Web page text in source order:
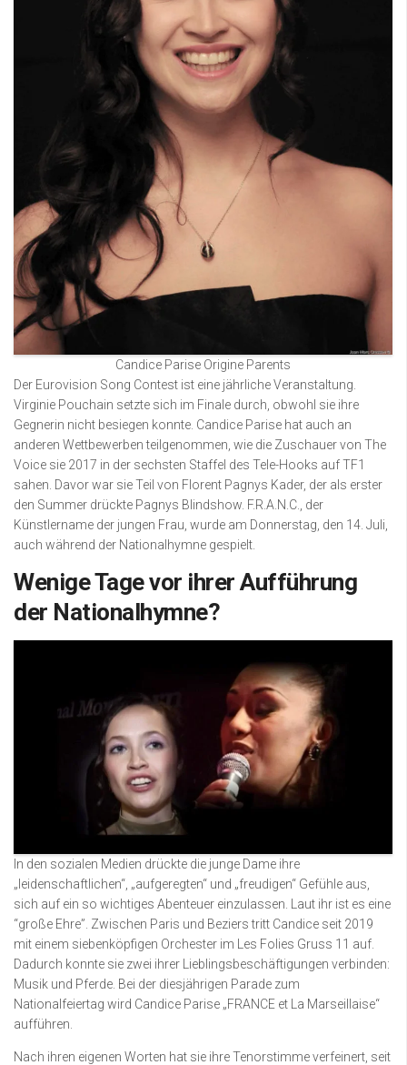
Candice Parise Origine Parents
Der Eurovision Song Contest ist eine jährliche Veranstaltung.
Virginie Pouchain setzte sich im Finale durch, obwohl sie ihre
Gegnerin nicht besiegen konnte. Candice Parise hat auch an
anderen Wettbewerben teilgenommen, wie die Zuschauer von The
Voice sie 2017 in der sechsten Staffel des Tele-Hooks auf TF1
sahen. Davor war sie Teil von Florent Pagnys Kader, der als erster
den Summer drückte Pagnys Blindshow. F.R.A.N.C., der
Künstlername der jungen Frau, wurde am Donnerstag, den 14. Juli,
auch während der Nationalhymne gespielt.
Wenige Tage vor ihrer Aufführung
der Nationalhymne?
In den sozialen Medien drückte die junge Dame ihre
„leidenschaftlichen“, „aufgeregten“ und „freudigen“ Gefühle aus,
sich auf ein so wichtiges Abenteuer einzulassen. Laut ihr ist es eine
“große Ehre”. Zwischen Paris und Beziers tritt Candice seit 2019
mit einem siebenköpfigen Orchester im Les Folies Gruss 11 auf.
Dadurch konnte sie zwei ihrer Lieblingsbeschäftigungen verbinden:
Musik und Pferde. Bei der diesjährigen Parade zum
Nationalfeiertag wird Candice Parise „FRANCE et La Marseillaise“
aufführen.
Nach ihren eigenen Worten hat sie ihre Tenorstimme verfeinert, seit